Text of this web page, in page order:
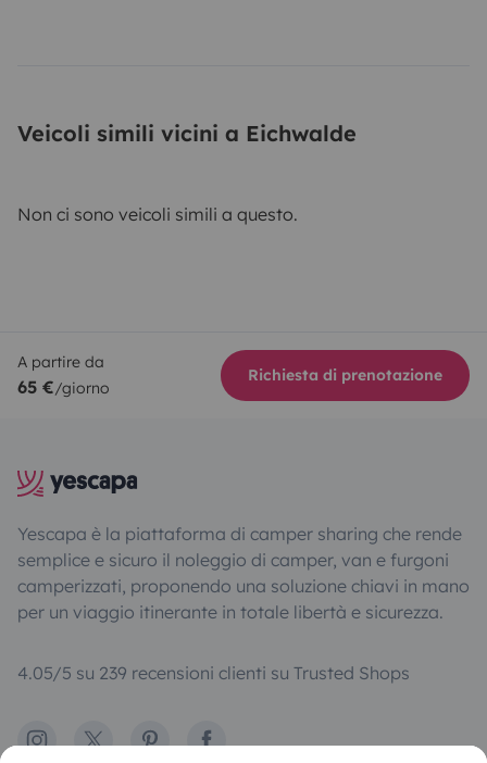
Veicoli simili vicini a Eichwalde
Non ci sono veicoli simili a questo.
A partire da
65 €/giorno
Richiesta di prenotazione
Yescapa è la piattaforma di camper sharing che rende
semplice e sicuro il noleggio di camper, van e furgoni
camperizzati, proponendo una soluzione chiavi in mano
per un viaggio itinerante in totale libertà e sicurezza.
4.05/5 su 239 recensioni clienti su Trusted Shops
Instagram
X PinterestFacebook